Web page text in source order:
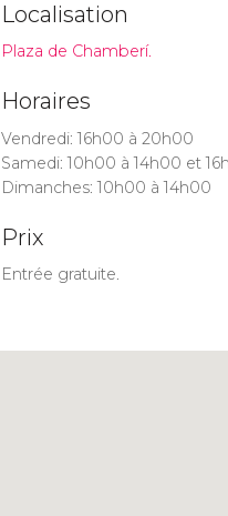
Localisation
Plaza de Chamberí.
Horaires
Vendredi: 16h00 à 20h00
Samedi: 10h00 à 14h00 et
Dimanches: 10h00 à 14h00
Prix
Entrée gratuite.